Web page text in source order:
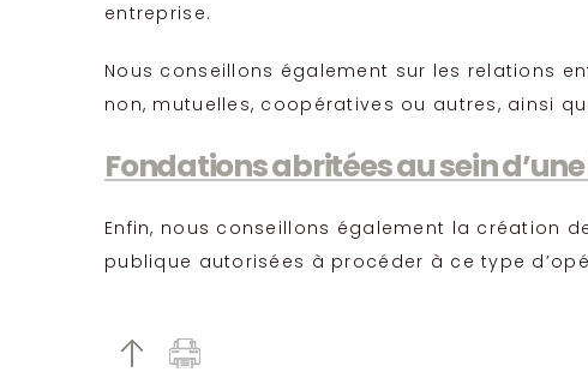
entreprise.
Nous conseillons également sur les relations
non, mutuelles, coopératives ou autres, ainsi
Fondations abritées au sein
Enfin, nous conseillons également la création
publique autorisées à procéder à ce type